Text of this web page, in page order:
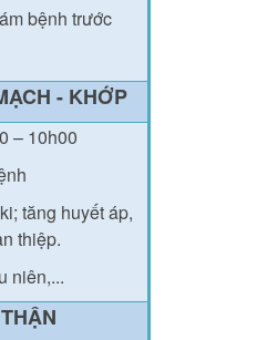
bệnh trước
- KHỚP
– 10h00
tăng huyết áp,
thiệp.
niên,...